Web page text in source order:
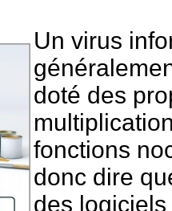
Un virus
doté des
fonctions
donc dire
des